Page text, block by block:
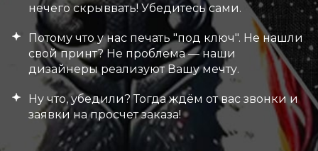
нечего скрыввать! Убедитесь сами.
Потому что у нас печать "под ключ". Не нашли
свой принт? Не проблема — наши
дизайнеры реализуют Вашу мечту.
Ну что, убедили? Тогда ждём от вас звонки и
заявки на просчет заказа!